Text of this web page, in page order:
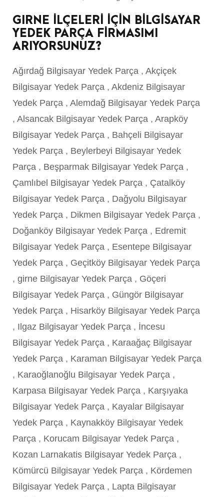
GIRNE İLÇELERİ İÇİN BİLGİSAYAR
YEDEK PARÇA FİRMASIMI
ARIYORSUNUZ?
Ağırdağ Bilgisayar Yedek Parça , Akçiçek
Bilgisayar Yedek Parça , Akdeniz Bilgisayar
Yedek Parça , Alemdağ Bilgisayar Yedek Parça
, Alsancak Bilgisayar Yedek Parça , Arapköy
Bilgisayar Yedek Parça , Bahçeli Bilgisayar
Yedek Parça , Beylerbeyi Bilgisayar Yedek
Parça , Beşparmak Bilgisayar Yedek Parça ,
Çamlıbel Bilgisayar Yedek Parça , Çatalköy
Bilgisayar Yedek Parça , Dağyolu Bilgisayar
Yedek Parça , Dikmen Bilgisayar Yedek Parça ,
Doğanköy Bilgisayar Yedek Parça , Edremit
Bilgisayar Yedek Parça , Esentepe Bilgisayar
Yedek Parça , Geçitköy Bilgisayar Yedek Parça
, girne Bilgisayar Yedek Parça , Göçeri
Bilgisayar Yedek Parça , Güngör Bilgisayar
Yedek Parça , Hisarköy Bilgisayar Yedek Parça
, Ilgaz Bilgisayar Yedek Parça , İncesu
Bilgisayar Yedek Parça , Karaağaç Bilgisayar
Yedek Parça , Karaman Bilgisayar Yedek Parça
, Karaoğlanoğlu Bilgisayar Yedek Parça ,
Karpasa Bilgisayar Yedek Parça , Karşıyaka
Bilgisayar Yedek Parça , Kayalar Bilgisayar
Yedek Parça , Kaynakköy Bilgisayar Yedek
Parça , Korucam Bilgisayar Yedek Parça ,
Kozan Larnakatis Bilgisayar Yedek Parça ,
Kömürcü Bilgisayar Yedek Parça , Kördemen
Bilgisayar Yedek Parça , Lapta Bilgisayar